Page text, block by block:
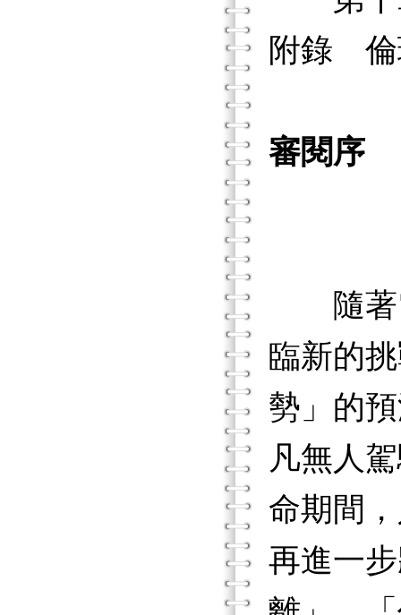
附錄 倫
審閱序
隨著電
臨新的
勢」的
凡無人
命期間
再進一